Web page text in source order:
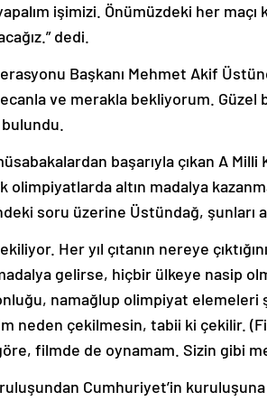
işimizi. Önümüzdeki her maçı
dedi.
Başkanı Mehmet Akif
ve merakla bekliyorum.
başarıyla çıkan A Milli
olimpiyatlarda altın madalya
soru üzerine Üstündağ, şunları
Her yıl çıtanın nereye
gelirse, hiçbir ülkeye nasip
namağlup olimpiyat elemeleri
neden çekilmesin, tabii ki çekilir.
filmde de oynamam. Sizin gibi
Cumhuriyet’in